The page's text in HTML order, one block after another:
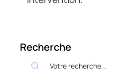
Recherche